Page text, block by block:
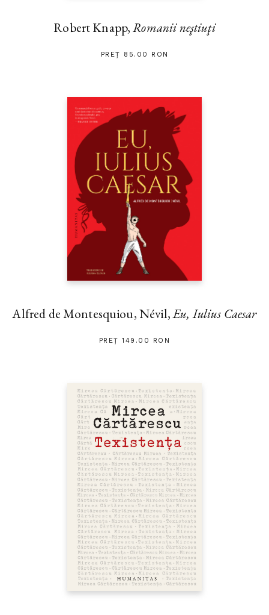
Robert Knapp,Romanii neştiuţi
PREȚ 85.00 RON
Alfred de Montesquiou, Névil,Eu, Iulius Caesar
PREȚ 149.00 RON